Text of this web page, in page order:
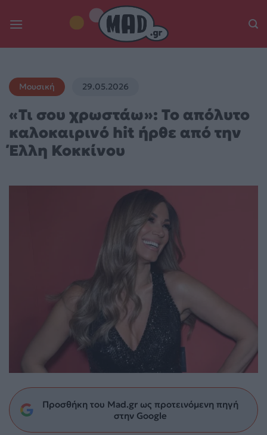
Μουσική 29.05.2026
«Τι σου χρωστάω»: To απόλυτο
καλοκαιρινό hit ήρθε από την
Έλλη Κοκκίνου
Προσθήκη του Mad.gr ως προτεινόμενη πηγή
στην Google